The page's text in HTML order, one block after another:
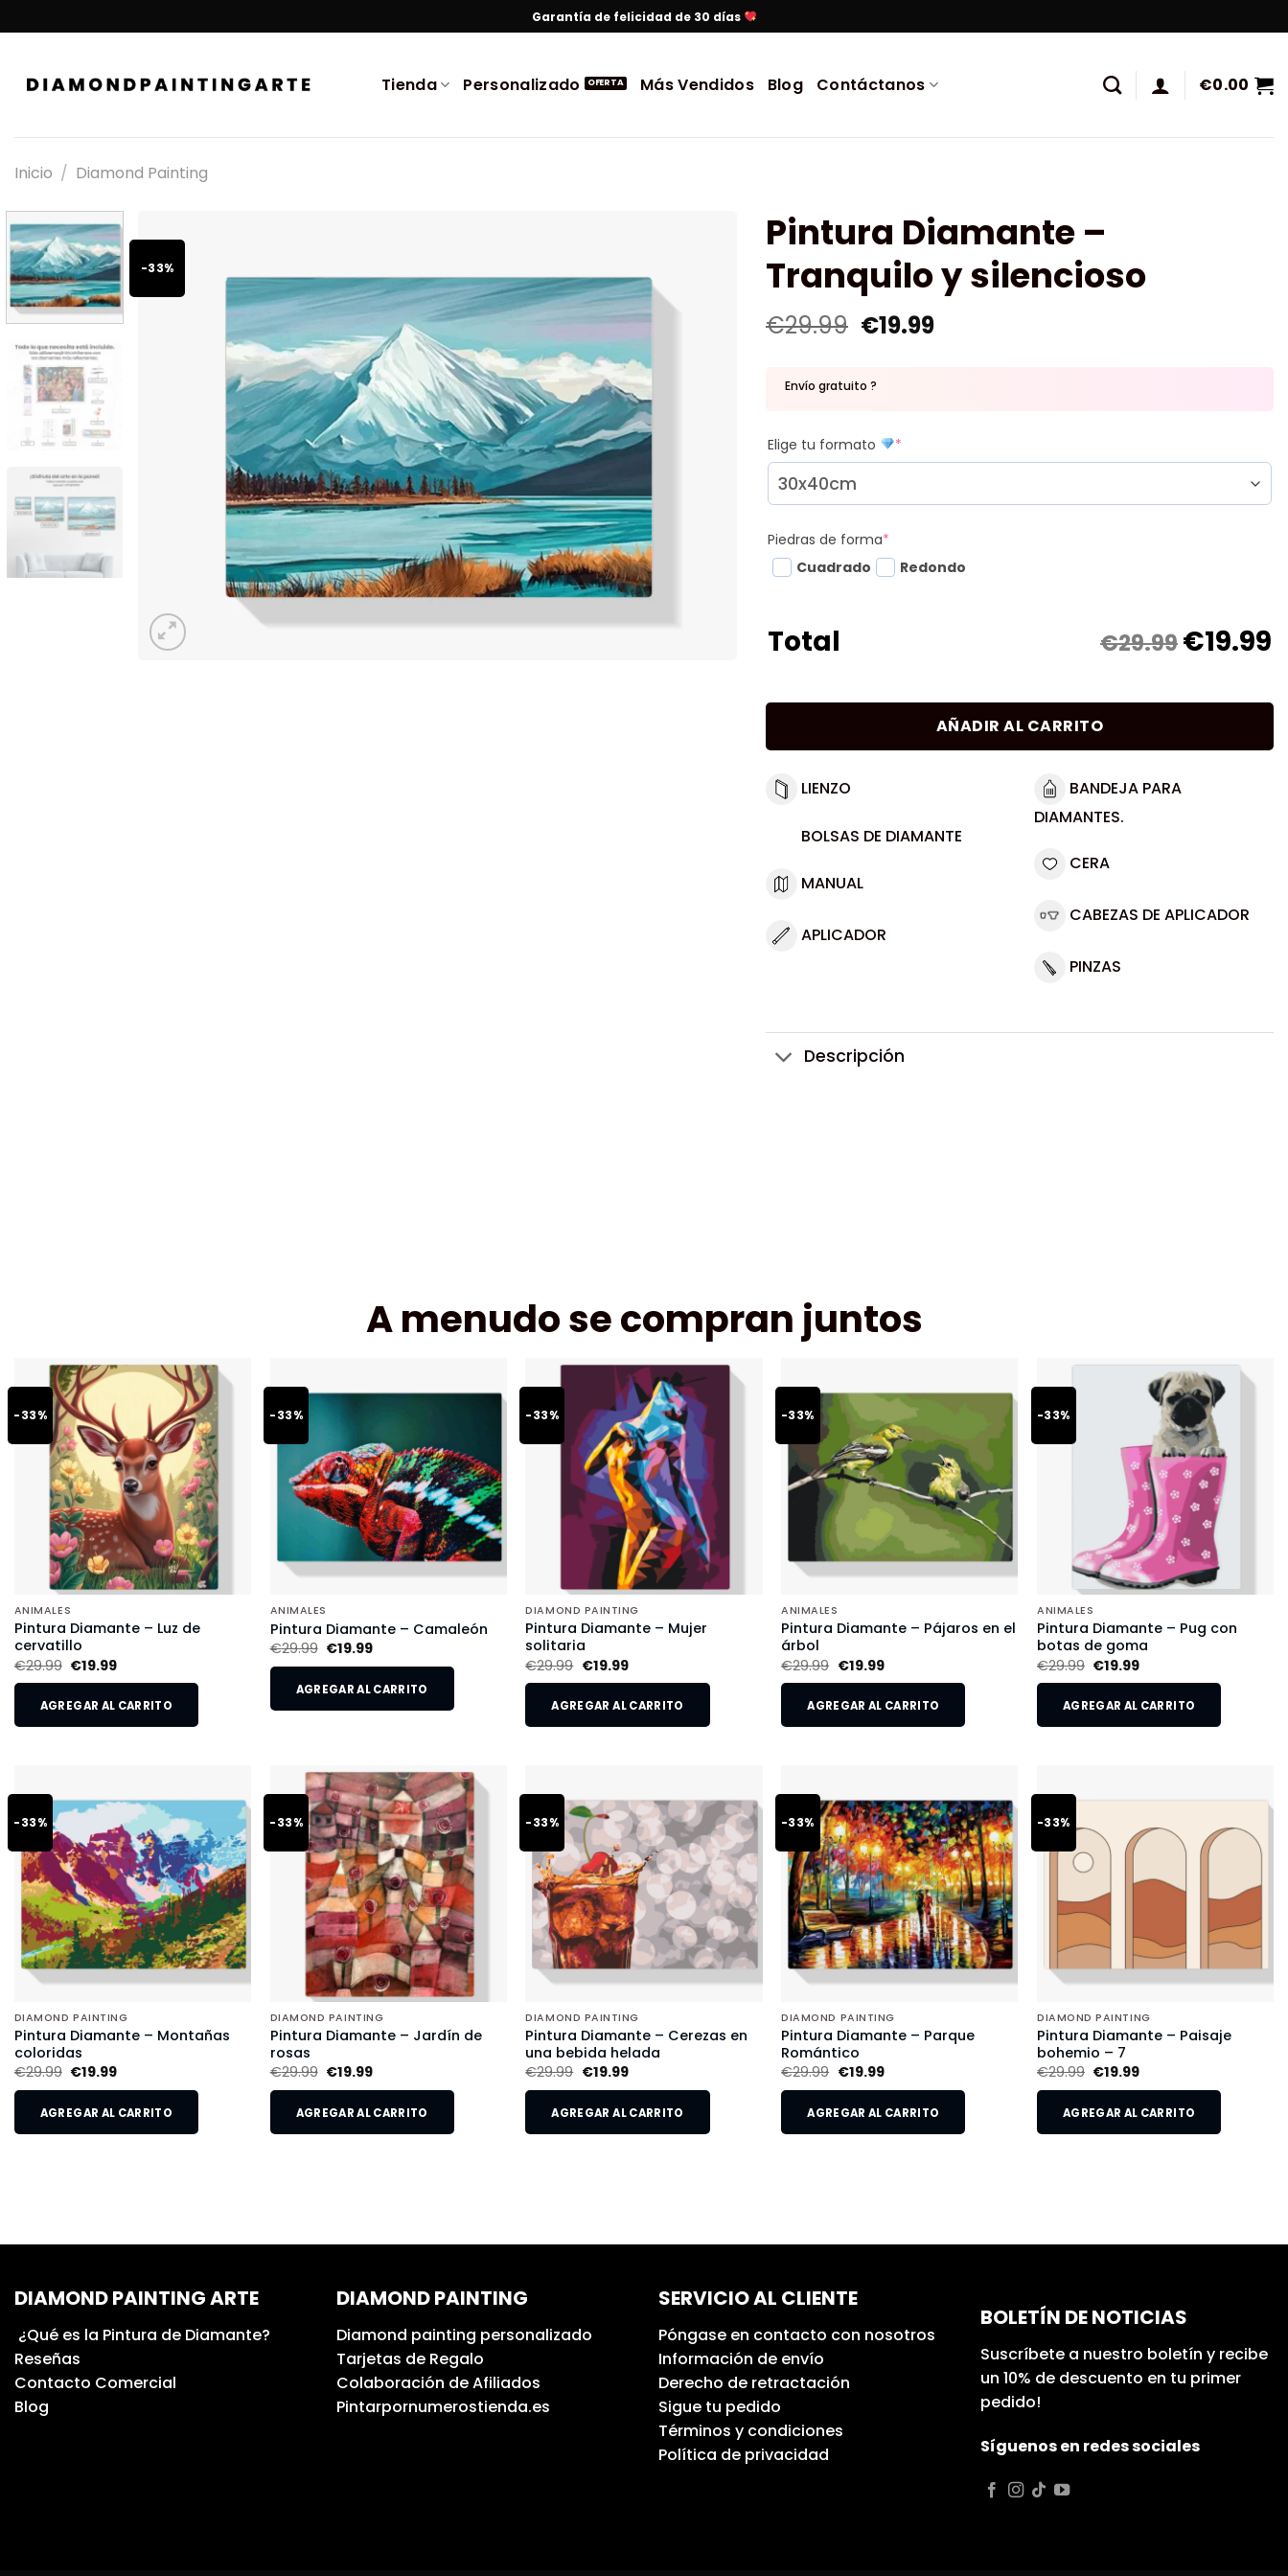
Garantía de felicidad de 30 días
Tienda Personalizado Más Vendidos Blog Contáctanos €0.00
Inicio / Diamond Painting
-33%
Pintura Diamante –
Tranquilo y silencioso
€29.99 €19.99
Envío gratuito ?
Elige tu formato *
Piedras de forma*
Cuadrado
Redondo
Total €29.99€19.99
AÑADIR AL CARRITO
LIENZO
BOLSAS DE DIAMANTE
MANUAL
APLICADOR
BANDEJA PARA
DIAMANTES.
CERA
CABEZAS DE APLICADOR
PINZAS
Descripción
A menudo se compran juntos
-33%
ANIMALES
Pintura Diamante – Luz de
cervatillo
€29.99 €19.99
AGREGAR AL CARRITO
-33%
ANIMALES
Pintura Diamante – Camaleón
€29.99 €19.99
AGREGAR AL CARRITO
-33%
DIAMOND PAINTING
Pintura Diamante – Mujer
solitaria
€29.99 €19.99
AGREGAR AL CARRITO
-33%
ANIMALES
Pintura Diamante – Pájaros en el
árbol
€29.99 €19.99
AGREGAR AL CARRITO
-33%
ANIMALES
Pintura Diamante – Pug con
botas de goma
€29.99 €19.99
AGREGAR AL CARRITO
-33%
DIAMOND PAINTING
Pintura Diamante – Montañas
coloridas
€29.99 €19.99
AGREGAR AL CARRITO
-33%
DIAMOND PAINTING
Pintura Diamante – Jardín de
rosas
€29.99 €19.99
AGREGAR AL CARRITO
-33%
DIAMOND PAINTING
Pintura Diamante – Cerezas en
una bebida helada
€29.99 €19.99
AGREGAR AL CARRITO
-33%
DIAMOND PAINTING
Pintura Diamante – Parque
Romántico
€29.99 €19.99
AGREGAR AL CARRITO
-33%
DIAMOND PAINTING
Pintura Diamante – Paisaje
bohemio – 7
€29.99 €19.99
AGREGAR AL CARRITO
DIAMOND PAINTING ARTE
¿Qué es la Pintura de Diamante?
Reseñas
Contacto Comercial
Blog
DIAMOND PAINTING
Diamond painting personalizado
Tarjetas de Regalo
Colaboración de Afiliados
Pintarpornumerostienda.es
SERVICIO AL CLIENTE
Póngase en contacto con nosotros
Información de envío
Derecho de retractación
Sigue tu pedido
Términos y condiciones
Política de privacidad
BOLETÍN DE NOTICIAS
Suscríbete a nuestro boletín y recibe
un 10% de descuento en tu primer
pedido!
Síguenos en redes sociales